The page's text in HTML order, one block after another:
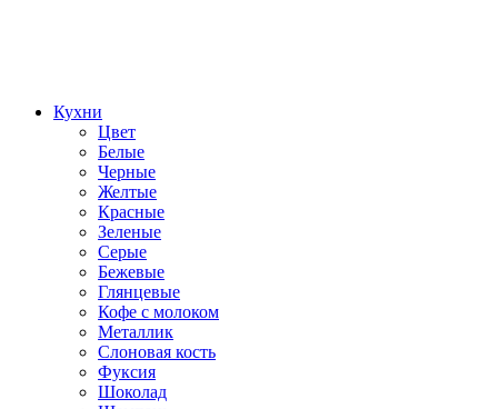
Кухни
Цвет
Белые
Черные
Желтые
Красные
Зеленые
Серые
Бежевые
Глянцевые
Кофе с молоком
Металлик
Слоновая кость
Фуксия
Шоколад